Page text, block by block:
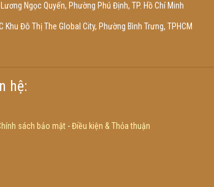
Ngọc Quyến, Phường Phú Định, TP. Hồ Chí Minh
Khu Đô Thị The Global City, Phường Bình Trưng, TPHCM
hệ:
sách bảo mật -Điều kiện & Thỏa thuận